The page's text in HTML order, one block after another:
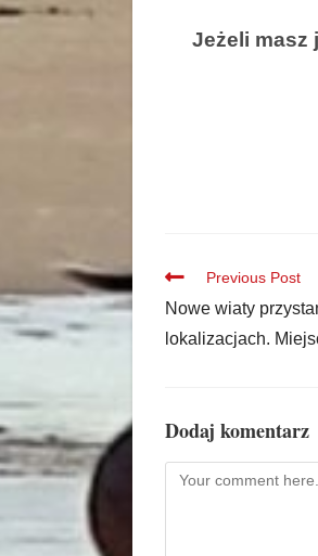
Jeżeli masz
Previous Post
Nowe wiaty
lokalizacjach.
Dodaj komentarz